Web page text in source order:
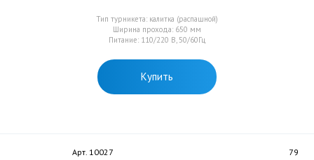
Тип турникета: калитка (распашной)
Ширина прохода: 650 мм
Питание: 110/220 В, 50/60Гц
Купить
Арт. 10027 79